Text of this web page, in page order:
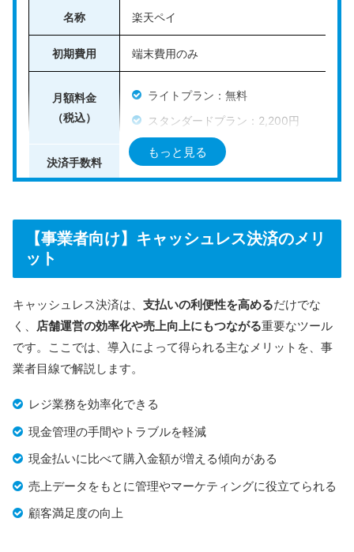
＼各業種・業態に特化したPOSレジ／
公式HPはこちら
名称 楽天ペイ
初期費用 端末費用のみ
月額料金
（税込）
ライトプラン：無料
スタンダードプラン：2,200円
決済手数料 2.2％〜3.24％
対応決済手段
電子マネー（Suica、iDなど）
入金サイクル
楽天銀行：翌日自動入金（振込手数料無
その他の銀行：入金依頼で翌営業日入金
運営会社 楽天ペイメント株式会社
公式HP https://pay.rakuten.co.jp/
楽天ペイ
は、楽天グループが提供するキャッシュレス決
が魅力です。決済端末は、プリンターや通信機能が一体
になった「楽天ペイ ターミナル」と、スマホやタブレ
もっと見る
【事業者向け】キャッシュレス決済のメリ
ット
キャッシュレス決済は、 支払いの利便性を高めるだけでな
く、 店舗運営の効率化や売上向上にもつながる重要なツール
です。ここでは、導入によって得られる主なメリットを、事
業者目線で解説します。
レジ業務を効率化できる
現金管理の手間やトラブルを軽減
現金払いに比べて購入金額が増える傾向がある
売上データをもとに管理やマーケティングに役立てられる
顧客満足度の向上